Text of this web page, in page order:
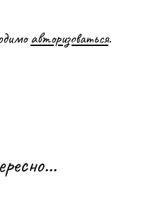
авторизоваться.